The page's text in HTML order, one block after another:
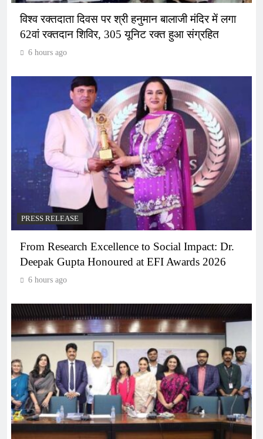
विश्व रक्तदाता दिवस पर श्री हनुमान बालाजी मंदिर में लगा
62वां रक्तदान शिविर, 305 यूनिट रक्त हुआ संग्रहित
6 hours ago
PRESS RELEASE
From Research Excellence to Social Impact: Dr.
Deepak Gupta Honoured at EFI Awards 2026
6 hours ago